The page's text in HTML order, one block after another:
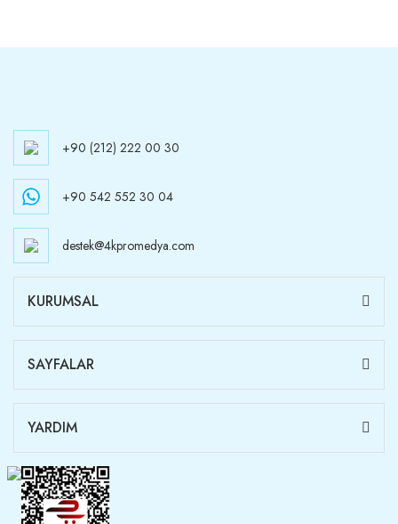
+90 (212) 222 00 30
+90 542 552 30 04
destek@4kpromedya.com
KURUMSAL
SAYFALAR
YARDIM